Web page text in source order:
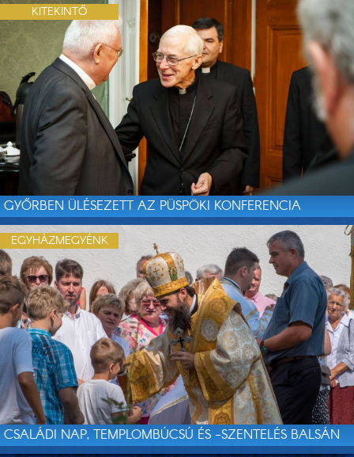
GYŐRBEN ÜLÉSEZETT AZ PÜSPÖKI KONFERENCIA
KITEKINTŐ
CSALÁDI NAP, TEMPLOMBÚCSÚ ÉS -SZENTELÉS BALSÁN
EGYHÁZMEGYÉNK